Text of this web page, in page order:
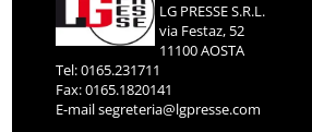
LG PRESSE S.R.L.
via Festaz, 52
11100 AOSTA
Tel: 0165.231711
Fax: 0165.1820141
E-mailsegreteria@lgpresse.com